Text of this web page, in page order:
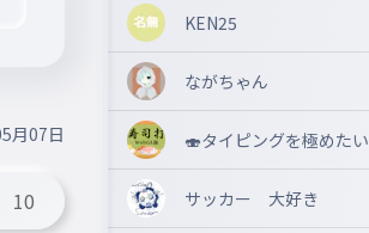
月07日
10
KEN25
ながちゃん
🍣タイピングを極めたい
サッカー 大好き